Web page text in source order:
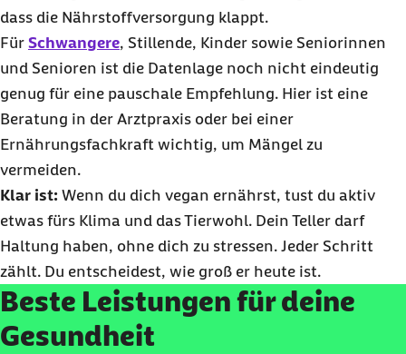
dass die Nährstoffversorgung klappt.
Für Schwangere, Stillende, Kinder sowie Seniorinnen
und Senioren ist die Datenlage noch nicht eindeutig
genug für eine pauschale Empfehlung. Hier ist eine
Beratung in der Arztpraxis oder bei einer
Ernährungsfachkraft wichtig, um Mängel zu
vermeiden.
Klar ist: Wenn du dich vegan ernährst, tust du aktiv
etwas fürs Klima und das Tierwohl. Dein Teller darf
Haltung haben, ohne dich zu stressen. Jeder Schritt
zählt. Du entscheidest, wie groß er heute ist.
Beste Leistungen für deine
Gesundheit